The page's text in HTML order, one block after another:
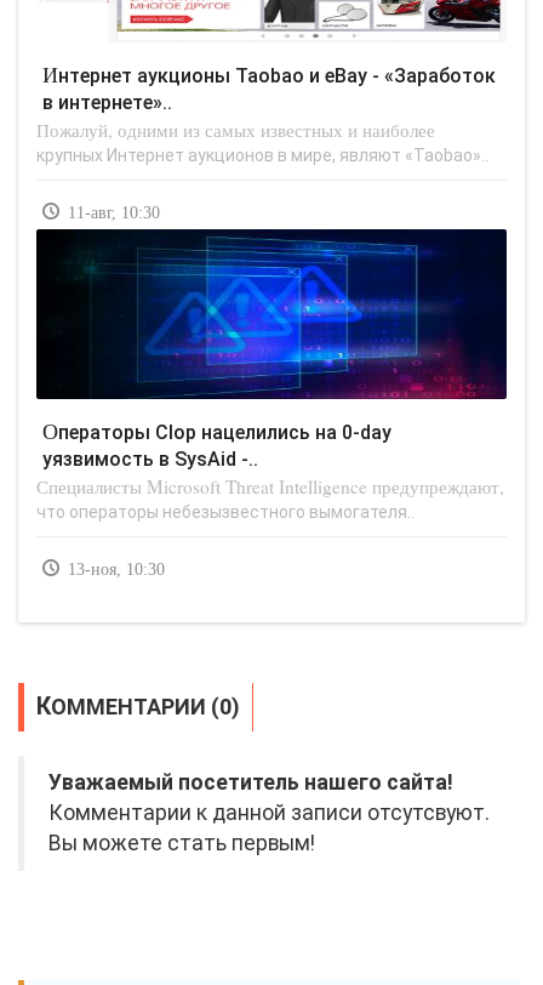
Интернет аукционы Taobao и eBay - «Заработок
в интернете»..
Пожалуй, одними из самых известных и наиболее
крупных Интернет аукционов в мире, являют «Taobao»..
11-авг, 10:30
Операторы Clop нацелились на 0-day
уязвимость в SysAid -..
Специалисты Microsoft Threat Intelligence предупреждают,
что операторы небезызвестного вымогателя..
13-ноя, 10:30
КОММЕНТАРИИ (0)
Уважаемый посетитель нашего сайта!
Комментарии к данной записи отсутсвуют.
Вы можете стать первым!